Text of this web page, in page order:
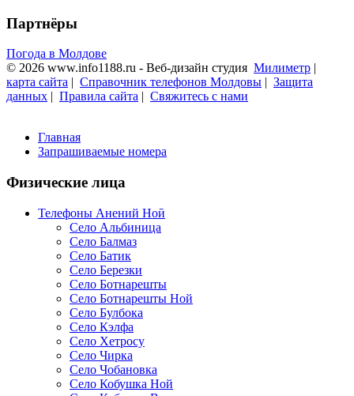
Партнёры
Погода в Молдове
© 2026 www.info1188.ru - Веб-дизайн студия Милиметр |
карта сайта | Справочник телефонов Молдовы | Защита
данных | Правила сайта | Свяжитесь с нами
Главная
Запрашиваемые номера
Физические лица
Телефоны Анений Ноӣ
Село Альбиница
Село Балмаз
Село Батик
Село Березки
Село Ботнарешты
Село Ботнарешты Ной
Село Булбока
Село Кэлфа
Село Хетросу
Село Чирка
Село Чобановка
Село Кобушка Ной